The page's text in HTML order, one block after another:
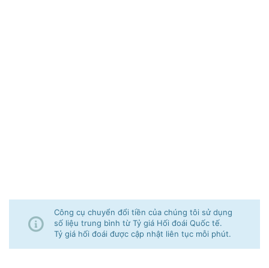
Công cụ chuyển đổi tiền của chúng tôi sử dụng
số liệu trung bình từ Tỷ giá Hối đoái Quốc tế.
Tỷ giá hối đoái được cập nhật liên tục mỗi phút.